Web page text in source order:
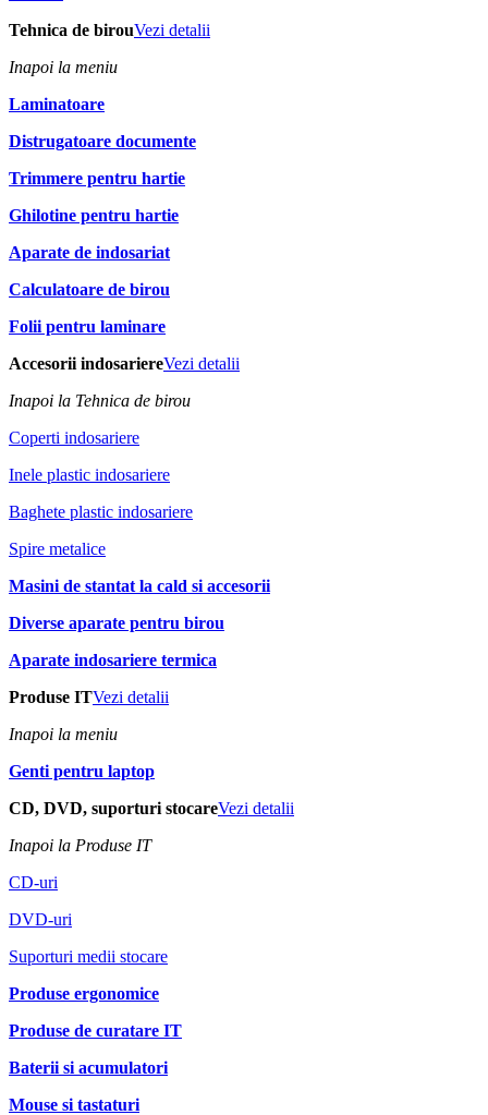
Tehnica de birouVezi detalii
Inapoi la meniu
Laminatoare
Distrugatoare documente
Trimmere pentru hartie
Ghilotine pentru hartie
Aparate de indosariat
Calculatoare de birou
Folii pentru laminare
Accesorii indosariereVezi detalii
Inapoi la Tehnica de birou
Coperti indosariere
Inele plastic indosariere
Baghete plastic indosariere
Spire metalice
Masini de stantat la cald si accesorii
Diverse aparate pentru birou
Aparate indosariere termica
Produse ITVezi detalii
Inapoi la meniu
Genti pentru laptop
CD, DVD, suporturi stocareVezi detalii
Inapoi la Produse IT
CD-uri
DVD-uri
Suporturi medii stocare
Produse ergonomice
Produse de curatare IT
Baterii si acumulatori
Mouse si tastaturi